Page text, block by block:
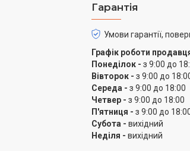
Гарантія
Умови гарантії,
Графік роботи
Понеділок - з 9:00 до
Вівторок - з 9:00 до
Середа - з 9:00 до 18:00
Четвер - з 9:00 до 18:00
П'ятниця - з 9:00 до
Субота - вихідний
Неділя - вихідний